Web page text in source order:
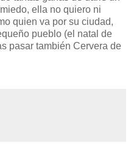
ella no quiero ni
quien va por su ciudad,
pueblo (el natal de
pasar también Cervera de